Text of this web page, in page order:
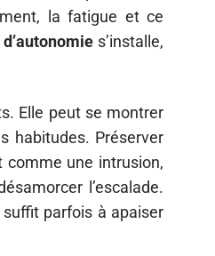
la fatigue et ce
s’installe,
Elle peut se montrer
habitudes. Préserver
comme une intrusion,
l’escalade.
parfois à apaiser